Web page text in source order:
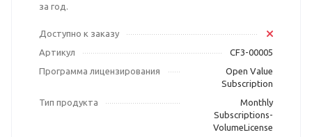
за год.
Доступно к заказу
Артикул
CF3-00005
Программа лицензирования
Open Value
Subscription
Тип продукта
Monthly
Subscriptions-
VolumeLicense